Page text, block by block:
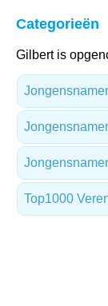
Categorieën
Gilbert is
Top1000